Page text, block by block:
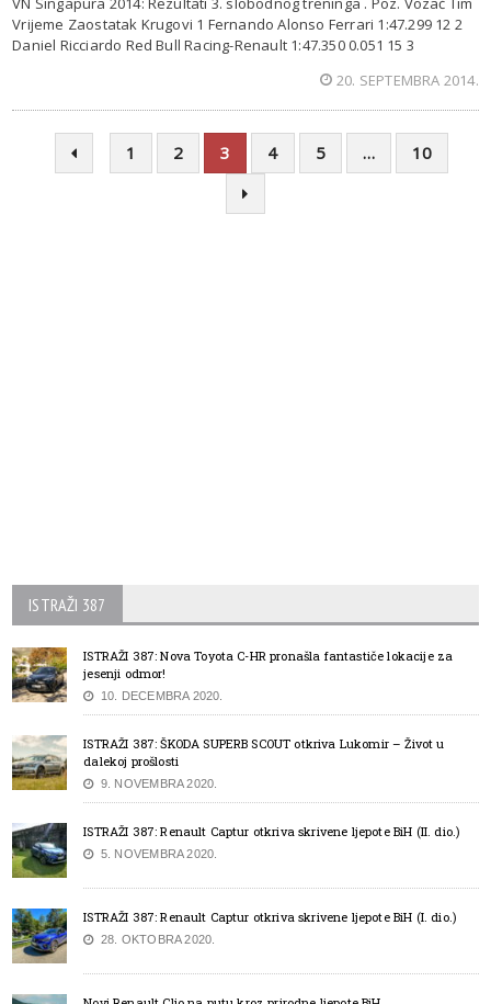
Vrijeme Zaostatak Krugovi 1 Fernando Alonso Ferrari 1:47.299 12 2
Daniel Ricciardo Red Bull Racing-Renault 1:47.350 0.051 15 3
20. SEPTEMBRA 2014.
1 2 3 4 5 … 10
ISTRAŽI 387
ISTRAŽI 387: Nova Toyota C-HR pronašla fantastiče lokacije za
jesenji odmor!
10. DECEMBRA 2020.
ISTRAŽI 387: ŠKODA SUPERB SCOUT otkriva Lukomir – Život u
dalekoj prošlosti
9. NOVEMBRA 2020.
ISTRAŽI 387: Renault Captur otkriva skrivene ljepote BiH (II. dio.)
5. NOVEMBRA 2020.
ISTRAŽI 387: Renault Captur otkriva skrivene ljepote BiH (I. dio.)
28. OKTOBRA 2020.